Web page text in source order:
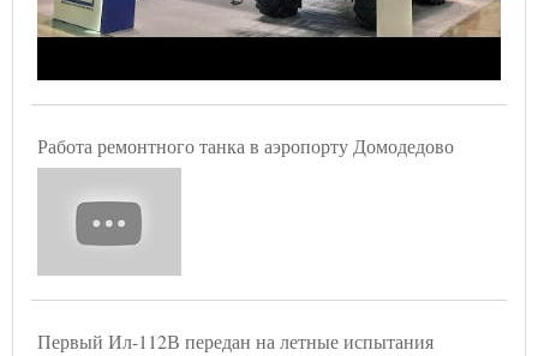
Работа ремонтного танка в аэропорту Домодедово
Первый Ил-112В передан на летные испытания